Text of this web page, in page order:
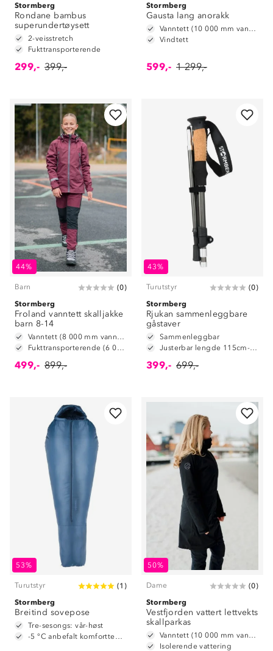
Stormberg
Rondane bambus
superundertøysett
2-veisstretch
Fukttransporterende
299,- 399,-
Stormberg
Gausta lang anorakk
Vanntett (10 000 mm vannsøyle)
Vindtett
599,- 1 299,-
44%
Barn (0)
Stormberg
Froland vanntett skalljakke
barn 8-14
Vanntett (8 000 mm vannsøyle)
Fukttransporterende (6 000 g/m2/24t)
499,- 899,-
43%
Turutstyr (0)
Stormberg
Rjukan sammenleggbare
gåstaver
Sammenleggbar
Justerbar lengde 115cm-135cm
399,- 699,-
53%
Turutstyr (1 )
Stormberg
Breitind sovepose
Tre-sesongs: vår-høst
-5 °C anbefalt komforttemperatur
50%
Dame (0)
Stormberg
Vestfjorden vattert lettvekts
skallparkas
Vanntett (10 000 mm vannsøyle)
Isolerende vattering